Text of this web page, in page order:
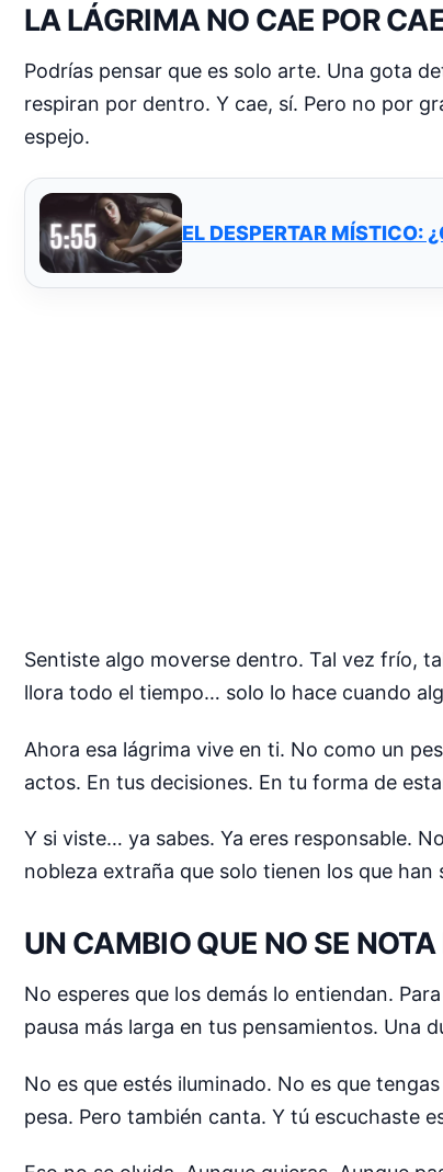
LA LÁGRIMA NO CAE POR
Podrías pensar que es solo arte. Una gota
respiran por dentro. Y cae, sí. Pero no por
espejo.
EL DESPERTAR MÍSTICO:
Sentiste algo moverse dentro. Tal vez frío,
llora todo el tiempo… solo lo hace cuando
Ahora esa lágrima vive en ti. No como un
actos. En tus decisiones. En tu forma de
Y si viste… ya sabes. Ya eres responsable.
nobleza extraña que solo tienen los que
UN CAMBIO QUE NO SE
No esperes que los demás lo entiendan.
pausa más larga en tus pensamientos. Una
No es que estés iluminado. No es que
pesa. Pero también canta. Y tú escuchaste